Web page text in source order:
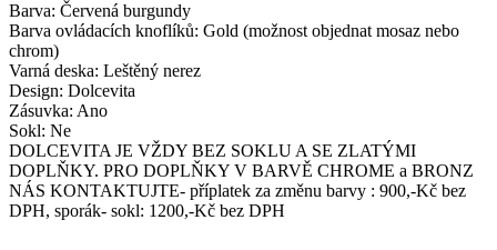
Barva: Červená burgundy
Barva ovládacích knoflíků: Gold (možnost objednat mosaz nebo
chrom)
Varná deska: Leštěný nerez
Design: Dolcevita
Zásuvka: Ano
Sokl: Ne
DOLCEVITA JE VŽDY BEZ SOKLU A SE ZLATÝMI
DOPLŇKY. PRO DOPLŇKY V BARVĚ CHROME a BRONZ
NÁS KONTAKTUJTE- příplatek za změnu barvy : 900,-Kč bez
DPH, sporák- sokl: 1200,-Kč bez DPH